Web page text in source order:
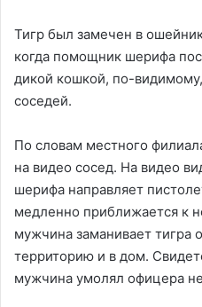
Тигр был замечен в
когда помощник шерифа
дикой кошкой, по-
соседей.
По словам местного
на видео сосед. На видео
шерифа направляет
медленно приближается к
мужчина заманивает тигра
территорию и в дом.
мужчина умолял офицера